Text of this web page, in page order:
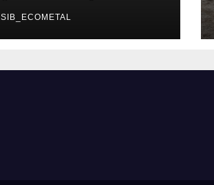
актуальных
профессий
SIB_ECOMETAL